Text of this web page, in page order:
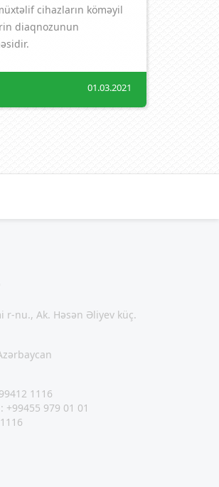
cihazların köməyil
diaqnozunun
01.03.2021
r-nu., Ak. Həsən Əliyev küç.
1116
+99455 979 01 01